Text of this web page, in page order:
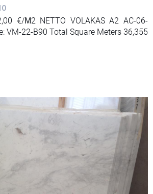
€/Μ2 NETTO VOLAKAS A2 AC-06-
VM-22-B90 Total Square Meters 36,355